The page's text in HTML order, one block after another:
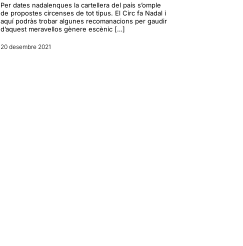
Per dates nadalenques la cartellera del país s’omple
de propostes circenses de tot tipus. El Circ fa Nadal i
aquí podràs trobar algunes recomanacions per gaudir
d’aquest meravellos gènere escènic […]
20 desembre 2021